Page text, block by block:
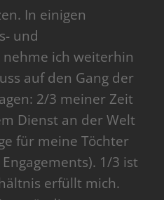
In einigen
und
ich weiterhin
auf den Gang der
2/3 meiner Zeit
Dienst an der Welt
für meine Töchter
1/3 ist
erfüllt mich.